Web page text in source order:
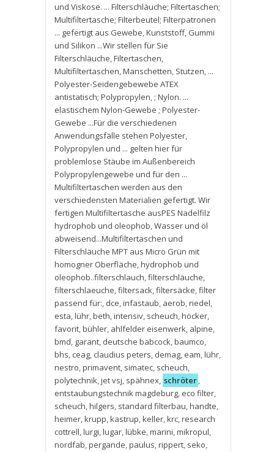
und Viskose. ... Filterschläuche; Filtertaschen;
Multifiltertasche; Filterbeutel; Filterpatronen
... gefertigt aus Gewebe,Kunststoff, Gummi
und Silikon ...Wir stellen für Sie
Filterschläuche,Filtertaschen,
Multifiltertaschen,Manschetten, Stutzen, ...
Polyester-Seidengebewebe ATEX
antistatisch; Polypropylen, ; Nylon. ...
elastischem Nylon-Gewebe ; Polyester-
Gewebe ...Für die verschiedenen
Anwendungsfälle stehen Polyester,
Polypropylen und ... gelten hier für
problemlose Stäube im Außenbereich
Polypropylengewebe und für den ...
Multifiltertaschen werden aus den
verschiedensten Materialien gefertigt. Wir
fertigen Multifiltertasche ausPES Nadelfilz
hydrophob und oleophob,Wasser und öl
abweisend...Multifiltertaschen und
Filterschläuche MPT aus Micro Grün mit
homogner Oberfläche,hydrophob und
oleophob..filterschlauch,filterschläuche,
filterschlaeuche,filtersack,filtersäcke,filter
passend für:, dce,infastaub, aerob,riedel,
esta,lühr,beth,intensiv, scheuch,höcker,
favorit,bühler, ahlfelder eisenwerk, alpine,
bmd, garant, deutsche babcock,baumco,
bhs, ceag, claudius peters, demag, eam,lühr,
nestro,primavent, simatec, scheuch,
polytechnik,jet vsj, spähnex, schröter,
entstaubungstechnik magdeburg, eco filter,
scheuch,hilgers, standard filterbau,handte,
heimer,krupp,kastrup,keller,krc,research
cottrell,lurgi,lugar,lübke,marini,mikropul,
nordfab,pergande,paulus,rippert, seko,